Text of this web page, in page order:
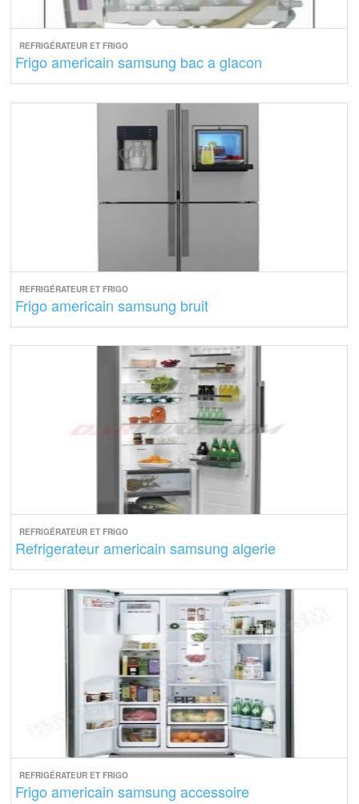
REFRIGÉRATEUR ET FRIGO
Frigo americain samsung bac a glacon
REFRIGÉRATEUR ET FRIGO
Frigo americain samsung bruit
REFRIGÉRATEUR ET FRIGO
Refrigerateur americain samsung algerie
REFRIGÉRATEUR ET FRIGO
Frigo americain samsung accessoire